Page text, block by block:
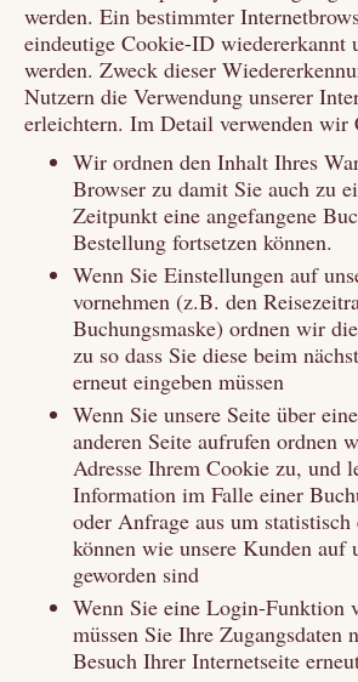
werden. Ein bestimmter
eindeutige Cookie-ID wiedererkannt
werden. Zweck dieser
Nutzern die Verwendung unserer
erleichtern. Im Detail verwenden wir
Wir ordnen den Inhalt Ihres
Browser zu damit Sie auch zu
Zeitpunkt eine angefangene
Bestellung fortsetzen können.
Wenn Sie Einstellungen auf
vornehmen (z.B. den
Buchungsmaske) ordnen wir
zu so dass Sie diese beim
erneut eingeben müssen
Wenn Sie unsere Seite über
anderen Seite aufrufen ordnen
Adresse Ihrem Cookie zu, und
Information im Falle einer
oder Anfrage aus um
können wie unsere Kunden auf
geworden sind
Wenn Sie eine Login-Funktion
müssen Sie Ihre Zugangsdaten
Besuch Ihrer Internetseite